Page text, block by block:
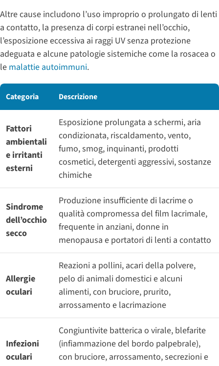
Altre cause includono l’uso improprio o prolungato di lenti
a contatto, la presenza di corpi estranei nell’occhio,
l’esposizione eccessiva ai raggi UV senza protezione
adeguata e alcune patologie sistemiche come la rosacea o
le malattie autoimmuni.
Categoria Descrizione
Fattori
ambientali
e irritanti
esterni
Esposizione prolungata a schermi, aria
condizionata, riscaldamento, vento,
fumo, smog, inquinanti, prodotti
cosmetici, detergenti aggressivi, sostanze
chimiche
Sindrome
dell’occhio
secco
Produzione insufficiente di lacrime o
qualità compromessa del film lacrimale,
frequente in anziani, donne in
menopausa e portatori di lenti a contatto
Allergie
oculari
Reazioni a pollini, acari della polvere,
pelo di animali domestici e alcuni
alimenti, con bruciore, prurito,
arrossamento e lacrimazione
Infezioni
oculari
Congiuntivite batterica o virale, blefarite
(infiammazione del bordo palpebrale),
con bruciore, arrossamento, secrezioni e